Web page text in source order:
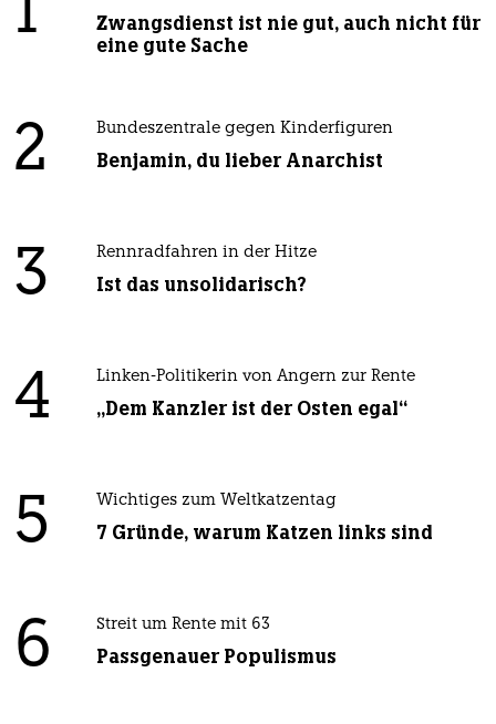
1
Zwangsdienst ist nie gut, auch nicht für
eine gute Sache
2 Bundeszentrale gegen Kinderfiguren
Benjamin, du lieber Anarchist
3 Rennradfahren in der Hitze
Ist das unsolidarisch?
4 Linken-Politikerin von Angern zur Rente
„Dem Kanzler ist der Osten egal“
5 Wichtiges zum Weltkatzentag
7 Gründe, warum Katzen links sind
6 Streit um Rente mit 63
Passgenauer Populismus